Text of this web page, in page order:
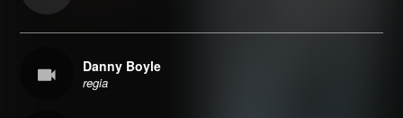
Danny Boyle
regia